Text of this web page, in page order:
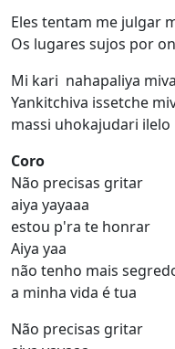
Eles tentam me julgar
Os lugares sujos por
Mi kari nahapaliya miva
Yankitchiva issetche
massi uhokajudari ilelo
Coro
Não precisas gritar
aiya yayaaa
estou p'ra te honrar
Aiya yaa
não tenho mais
a minha vida é tua
Não precisas gritar